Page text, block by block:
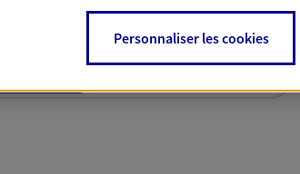
Personnaliser les cookies